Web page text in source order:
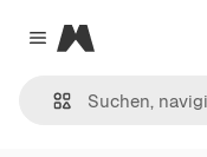
Close menu
Magnific